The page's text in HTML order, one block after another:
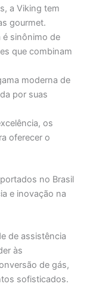
a Viking tem
gourmet.
é sinônimo de
que combinam
moderna de
por suas
os
oferecer o
no Brasil
e inovação na
de assistência
às
de gás,
sofisticados.